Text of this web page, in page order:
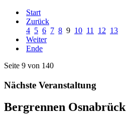
Start
Zurück
4 5 6 7 8 9 10 11 12 13
Weiter
Ende
Seite 9 von 140
Nächste Veranstaltung
Bergrennen Osnabrück